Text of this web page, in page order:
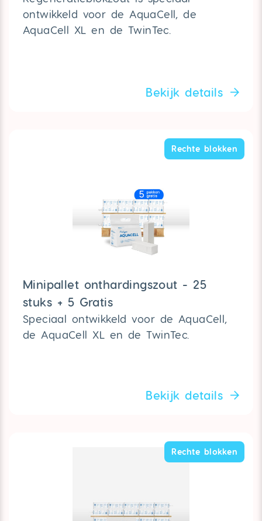
ontwikkeld voor de AquaCell, de
AquaCell XL en de TwinTec.
Bekijk details
Rechte blokken
Minipallet onthardingszout - 25
stuks + 5 Gratis
Speciaal ontwikkeld voor de AquaCell,
de AquaCell XL en de TwinTec.
Bekijk details
Rechte blokken